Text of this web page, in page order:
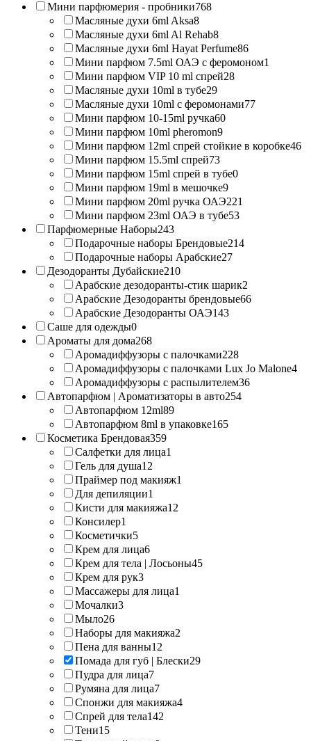
Мини парфюмерия - пробники768
Масляные духи 6ml Aksa8
Масляные духи 6ml Al Rehab8
Масляные духи 6ml Hayat Perfume86
Мини парфюм 7.5ml ОАЭ с феромоном1
Мини парфюм VIP 10 ml спрей28
Масляные духи 10ml в тубе29
Масляные духи 10ml с феромонами77
Мини парфюм 10-15ml ручка60
Мини парфюм 10ml pheromon9
Мини парфюм 12ml спрей стойкие в коробке46
Мини парфюм 15.5ml спрей73
Мини парфюм 15ml спрей в тубе0
Мини парфюм 19ml в мешочке9
Мини парфюм 20ml ручка ОАЭ221
Мини парфюм 23ml ОАЭ в тубе53
Парфюмерные Наборы243
Подарочные наборы Брендовые214
Подарочные наборы Арабские27
Дезодоранты Дубайские210
Арабские дезодоранты-стик шарик2
Арабские Дезодоранты брендовые66
Арабские Дезодоранты ОАЭ143
Саше для одежды0
Ароматы для дома268
Аромадиффузоры с палочками228
Аромадиффузоры с палочками Lux Jo Malone4
Аромадиффузоры с распылителем36
Автопарфюм | Ароматизаторы в авто254
Автопарфюм 12ml89
Автопарфюм 8ml в упаковке165
Косметика Брендовая359
Салфетки для лица1
Гель для душа12
Праймер под макияж1
Для депиляции1
Кисти для макияжа12
Консилер1
Косметички5
Крем для лица6
Крем для тела | Лосьоны45
Крем для рук3
Массажеры для лица1
Мочалки3
Мыло26
Наборы для макияжа2
Пена для ванны12
Помада для губ | Блески29
Пудра для лица7
Румяна для лица7
Спонжи для макияжа4
Спрей для тела142
Тени15